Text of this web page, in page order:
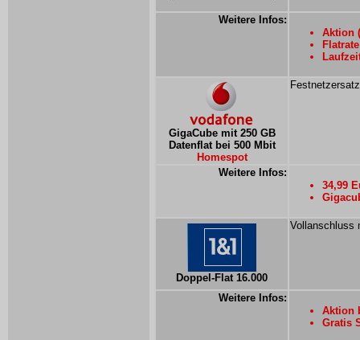
Weitere Infos:
Aktion
GigaCube mit 250 GB
Datenflat bei 500 Mbit
Homespot
Weitere Infos:
34,99
Doppel-Flat 16.000
Vollanschluss
Weitere Infos:
Aktion
Gratis